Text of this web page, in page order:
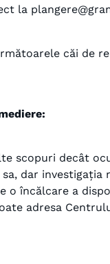
la
căi de
scopuri decât
dar investigația
o încălcare a
adresa